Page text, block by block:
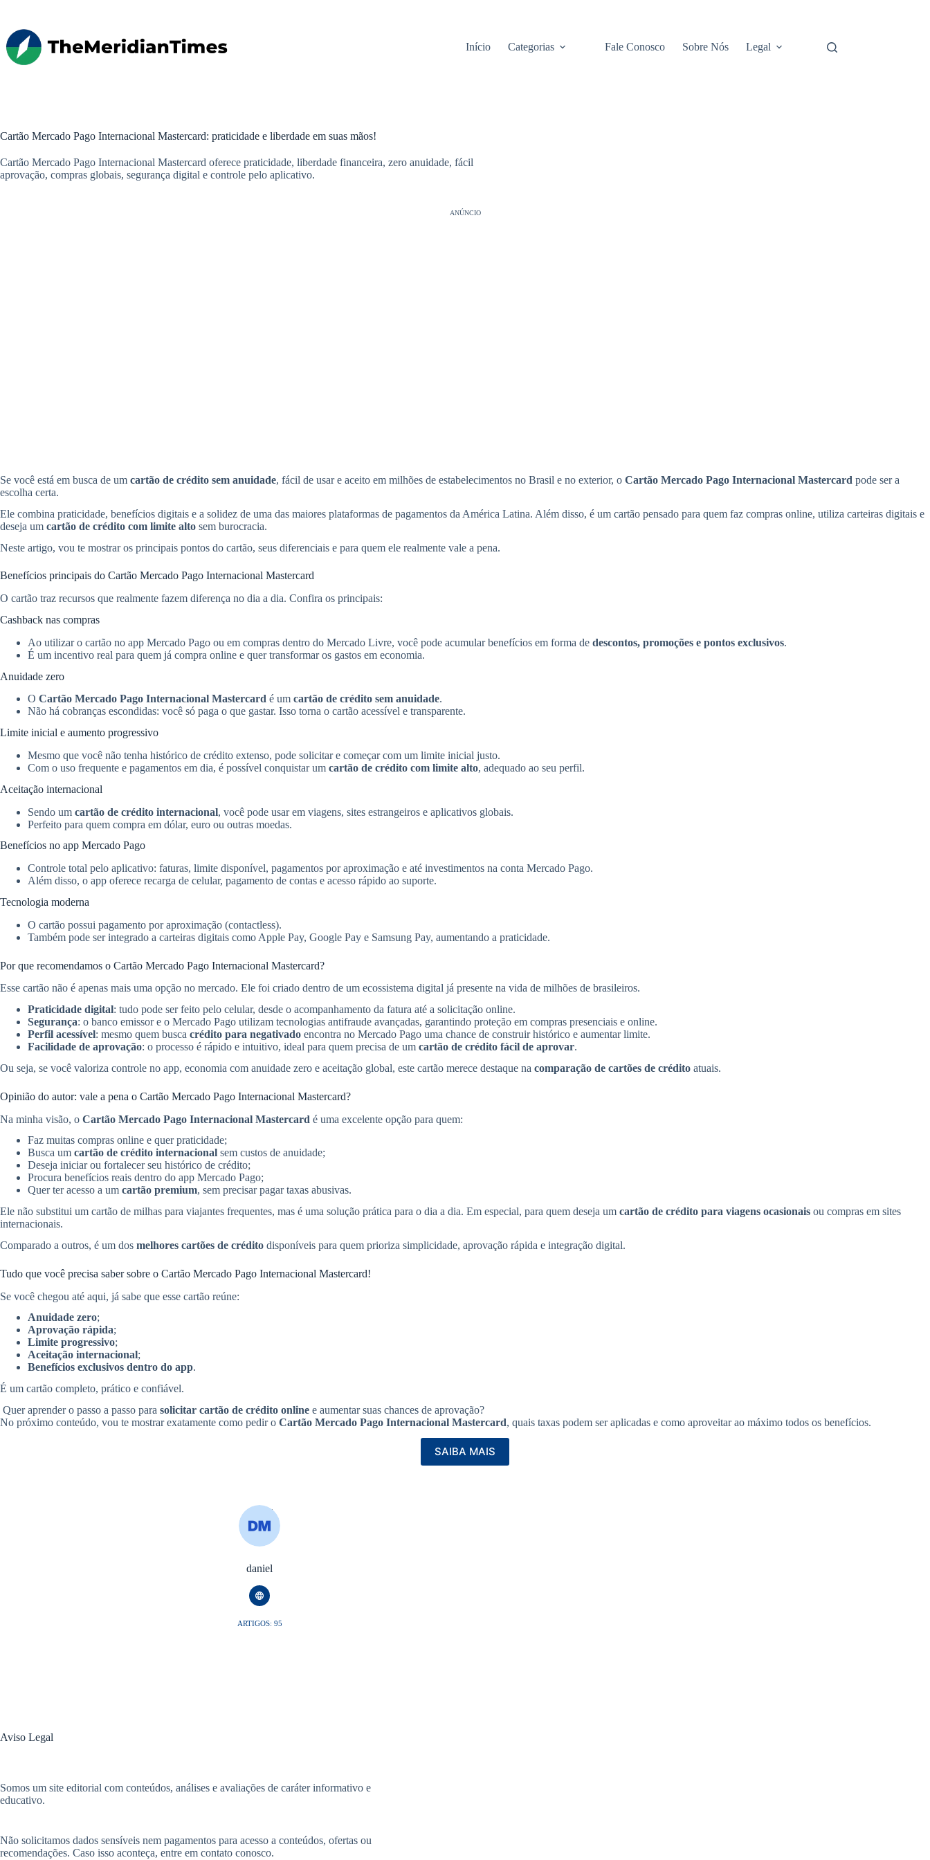
conteúdo
Início Categorias Fale Conosco Sobre Nós Legal
Cartão Mercado Pago Internacional Mastercard: praticidade e liberdade em suas mãos!
Cartão Mercado Pago Internacional Mastercard oferece praticidade, liberdade financeira, zero anuidade, fácil
aprovação, compras globais, segurança digital e controle pelo aplicativo.
ANÚNCIO
Se você está em busca de um cartão de crédito sem anuidade, fácil de usar e aceito em milhões de estabelecimentos no Brasil e no exterior, o Cartão Mercado Pago Internacional Mastercard pode ser a
escolha certa.
Ele combina praticidade, benefícios digitais e a solidez de uma das maiores plataformas de pagamentos da América Latina. Além disso, é um cartão pensado para quem faz compras online, utiliza carteiras digitais e
deseja um cartão de crédito com limite alto sem burocracia.
Neste artigo, vou te mostrar os principais pontos do cartão, seus diferenciais e para quem ele realmente vale a pena.
Benefícios principais do Cartão Mercado Pago Internacional Mastercard
O cartão traz recursos que realmente fazem diferença no dia a dia. Confira os principais:
Cashback nas compras
Ao utilizar o cartão no app Mercado Pago ou em compras dentro do Mercado Livre, você pode acumular benefícios em forma de descontos, promoções e pontos exclusivos.
É um incentivo real para quem já compra online e quer transformar os gastos em economia.
Anuidade zero
O Cartão Mercado Pago Internacional Mastercard é um cartão de crédito sem anuidade.
Não há cobranças escondidas: você só paga o que gastar. Isso torna o cartão acessível e transparente.
Limite inicial e aumento progressivo
Mesmo que você não tenha histórico de crédito extenso, pode solicitar e começar com um limite inicial justo.
Com o uso frequente e pagamentos em dia, é possível conquistar um cartão de crédito com limite alto, adequado ao seu perfil.
Aceitação internacional
Sendo um cartão de crédito internacional, você pode usar em viagens, sites estrangeiros e aplicativos globais.
Perfeito para quem compra em dólar, euro ou outras moedas.
Benefícios no app Mercado Pago
Controle total pelo aplicativo: faturas, limite disponível, pagamentos por aproximação e até investimentos na conta Mercado Pago.
Além disso, o app oferece recarga de celular, pagamento de contas e acesso rápido ao suporte.
Tecnologia moderna
O cartão possui pagamento por aproximação (contactless).
Também pode ser integrado a carteiras digitais como Apple Pay, Google Pay e Samsung Pay, aumentando a praticidade.
Por que recomendamos o Cartão Mercado Pago Internacional Mastercard?
Esse cartão não é apenas mais uma opção no mercado. Ele foi criado dentro de um ecossistema digital já presente na vida de milhões de brasileiros.
Praticidade digital: tudo pode ser feito pelo celular, desde o acompanhamento da fatura até a solicitação online.
Segurança: o banco emissor e o Mercado Pago utilizam tecnologias antifraude avançadas, garantindo proteção em compras presenciais e online.
Perfil acessível: mesmo quem busca crédito para negativado encontra no Mercado Pago uma chance de construir histórico e aumentar limite.
Facilidade de aprovação: o processo é rápido e intuitivo, ideal para quem precisa de um cartão de crédito fácil de aprovar.
Ou seja, se você valoriza controle no app, economia com anuidade zero e aceitação global, este cartão merece destaque na comparação de cartões de crédito atuais.
Opinião do autor: vale a pena o Cartão Mercado Pago Internacional Mastercard?
Na minha visão, o Cartão Mercado Pago Internacional Mastercard é uma excelente opção para quem:
Faz muitas compras online e quer praticidade;
Busca um cartão de crédito internacional sem custos de anuidade;
Deseja iniciar ou fortalecer seu histórico de crédito;
Procura benefícios reais dentro do app Mercado Pago;
Quer ter acesso a um cartão premium, sem precisar pagar taxas abusivas.
Ele não substitui um cartão de milhas para viajantes frequentes, mas é uma solução prática para o dia a dia. Em especial, para quem deseja um cartão de crédito para viagens ocasionais ou compras em sites
internacionais.
Comparado a outros, é um dos melhores cartões de crédito disponíveis para quem prioriza simplicidade, aprovação rápida e integração digital.
Tudo que você precisa saber sobre o Cartão Mercado Pago Internacional Mastercard!
Se você chegou até aqui, já sabe que esse cartão reúne:
Anuidade zero;
Aprovação rápida;
Limite progressivo;
Aceitação internacional;
Benefícios exclusivos dentro do app.
É um cartão completo, prático e confiável.
Quer aprender o passo a passo para solicitar cartão de crédito online e aumentar suas chances de aprovação?
No próximo conteúdo, vou te mostrar exatamente como pedir o Cartão Mercado Pago Internacional Mastercard, quais taxas podem ser aplicadas e como aproveitar ao máximo todos os benefícios.
SAIBA MAIS
daniel
ARTIGOS: 95
Aviso Legal
Somos um site editorial com conteúdos, análises e avaliações de caráter informativo e
educativo.
Não solicitamos dados sensíveis nem pagamentos para acesso a conteúdos, ofertas ou
recomendações. Caso isso aconteça, entre em contato conosco.